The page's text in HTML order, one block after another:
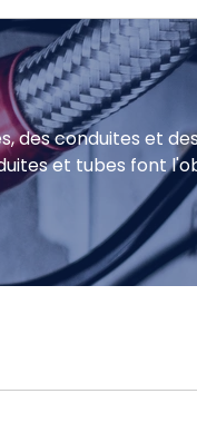
des conduites et
et tubes font